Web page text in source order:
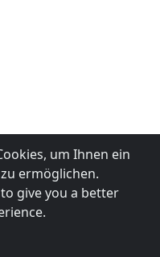
um Ihnen ein
ermöglichen.
give you a better